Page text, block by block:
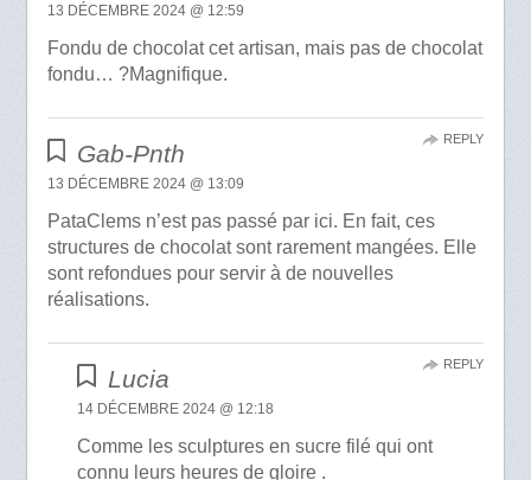
13 DÉCEMBRE 2024 @ 12:59
Fondu de chocolat cet artisan, mais pas de chocolat
fondu… ?Magnifique.
Gab-Pnth
13 DÉCEMBRE 2024 @ 13:09
PataClems n’est pas passé par ici. En fait, ces
structures de chocolat sont rarement mangées. Elle
sont refondues pour servir à de nouvelles
réalisations.
REPLY
Lucia
14 DÉCEMBRE 2024 @ 12:18
Comme les sculptures en sucre filé qui ont
connu leurs heures de gloire .
REPLY